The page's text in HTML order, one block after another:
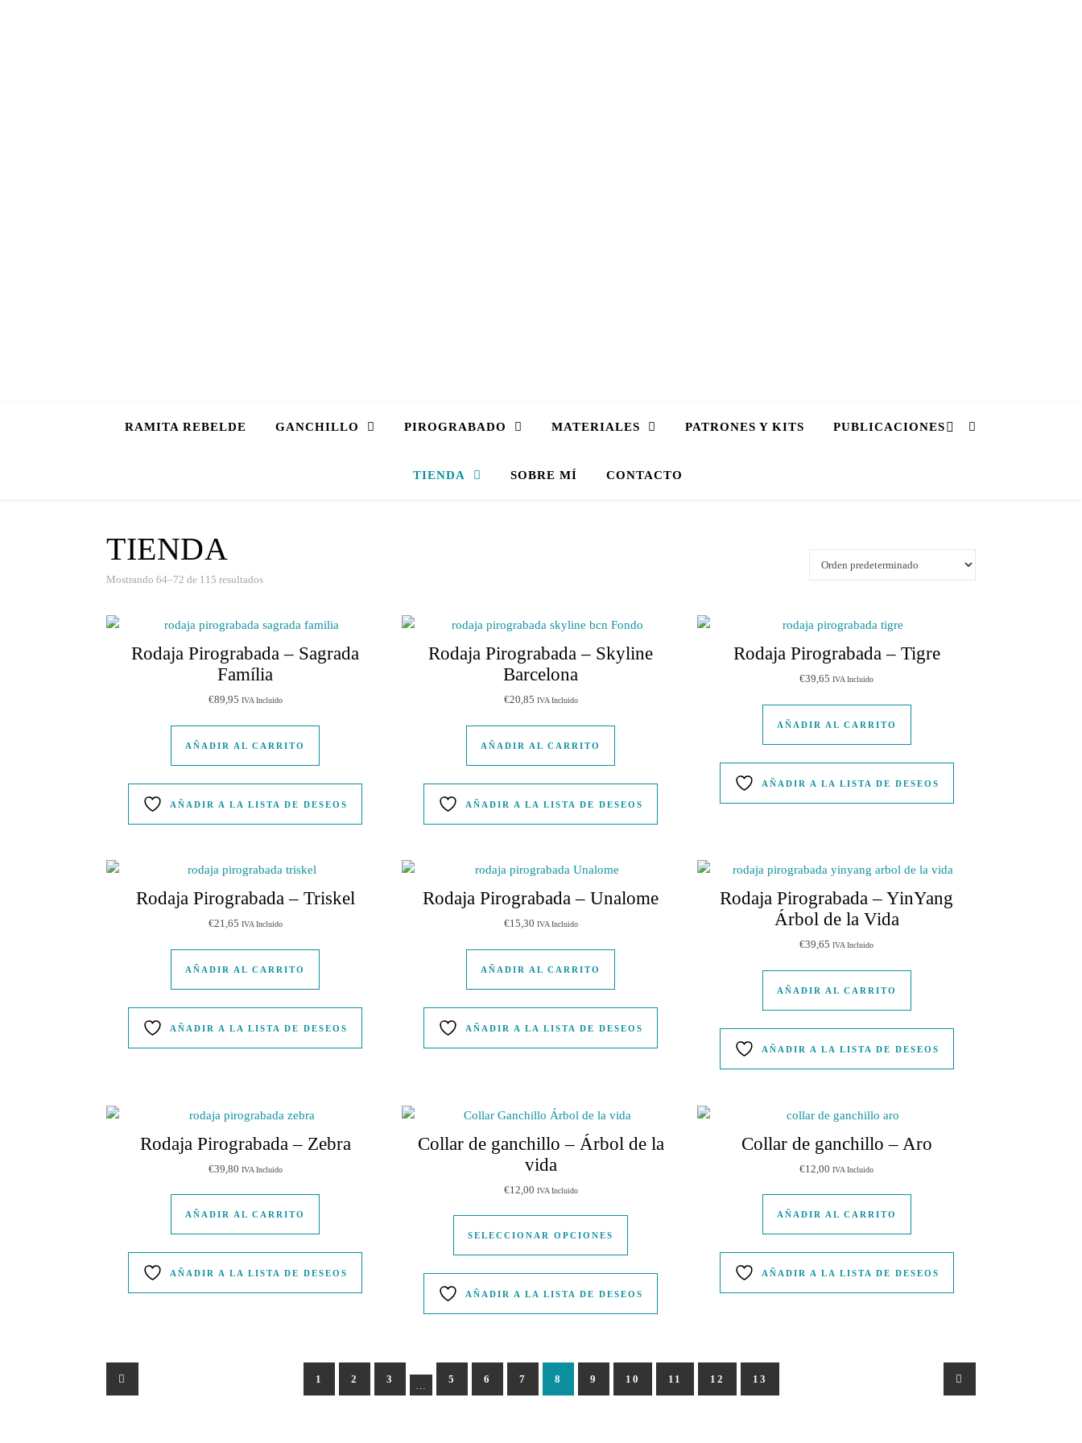
RAMITA REBELDE GANCHILLO PIROGRABADO MATERIALES PATRONES Y KITS PUBLICACIONES
TIENDA SOBRE MÍ CONTACTO
TIENDA
Mostrando 64–72 de 115 resultados
Rodaja Pirograbada – Sagrada
Família
€89,95 IVA Incluido
AÑADIR AL CARRITO
AÑADIR A LA LISTA DE DESEOS
Rodaja Pirograbada – Skyline
Barcelona
€20,85 IVA Incluido
AÑADIR AL CARRITO
AÑADIR A LA LISTA DE DESEOS
Rodaja Pirograbada – Tigre
€39,65 IVA Incluido
AÑADIR AL CARRITO
AÑADIR A LA LISTA DE DESEOS
Rodaja Pirograbada – Triskel
€21,65 IVA Incluido
AÑADIR AL CARRITO
AÑADIR A LA LISTA DE DESEOS
Rodaja Pirograbada – Unalome
€15,30 IVA Incluido
AÑADIR AL CARRITO
AÑADIR A LA LISTA DE DESEOS
Rodaja Pirograbada – YinYang
Árbol de la Vida
€39,65 IVA Incluido
AÑADIR AL CARRITO
AÑADIR A LA LISTA DE DESEOS
Rodaja Pirograbada – Zebra
€39,80 IVA Incluido
AÑADIR AL CARRITO
AÑADIR A LA LISTA DE DESEOS
Collar de ganchillo – Árbol de la
vida
€12,00 IVA Incluido
SELECCIONAR OPCIONES
Este producto tiene múltiples variantes. Las opciones se pueden elegir en la página de
AÑADIR A LA LISTA DE DESEOS
Collar de ganchillo – Aro
€12,00 IVA Incluido
AÑADIR AL CARRITO
AÑADIR A LA LISTA DE DESEOS
1 2 3 5 6 7 8 9 10 11 12 13